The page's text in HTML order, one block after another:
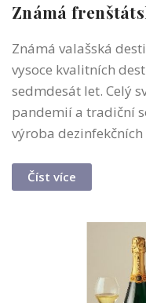
Známá
Známá valašská
vysoce kvalitních
sedmdesát let. Celý
pandemií a tradiční
výroba
Číst více